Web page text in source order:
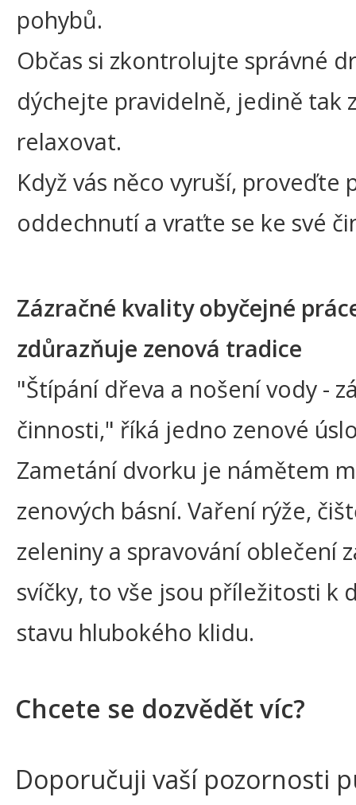
pohybů.
Občas si zkontrolujte správné
dýchejte pravidelně, jedině tak
relaxovat.
Když vás něco vyruší, proveďte
oddechnutí a vraťte se ke své
Zázračné kvality obyčejné
zdůrazňuje zenová tradice
"Štípání dřeva a nošení vody -
činnosti," říká jedno zenové
Zametání dvorku je námětem
zenových básní. Vaření rýže,
zeleniny a spravování oblečení
svíčky, to vše jsou příležitosti k
stavu hlubokého klidu.
Chcete se dozvědět víc?
Doporučuji vaší pozornosti